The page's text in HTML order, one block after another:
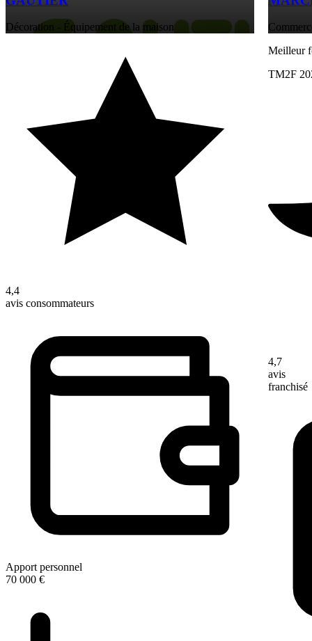
Décoration - Équipement de la maison
4,4
avis consommateurs
Apport personnel
70 000 €
Meilleur
TM2F
4,7
avis
franchisé